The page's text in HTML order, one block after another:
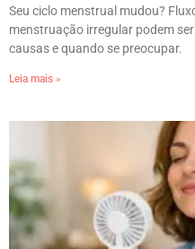
Seu ciclo menstrual mudou?
menstruação irregular podem
causas e quando se preocupar.
Leia mais »